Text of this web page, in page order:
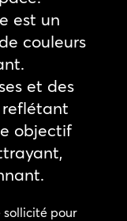
est un
couleurs
et des
objectif
sollicité pour